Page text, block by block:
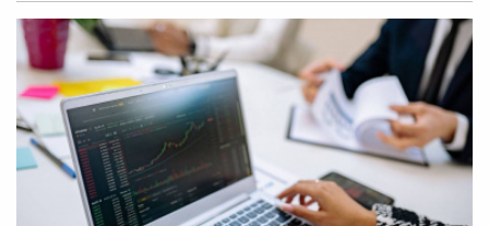
斷，審慎評估風險，自負盈虧。◎本文內容已獲 少女投資
學 授權。
民投資好選擇。理財達人表示，00407A為新一代主動型
ETF，由專業經理團隊親自操盤，最大的優勢在於，打破傳
統被動式ETF只能追蹤指數的限制，主動型ETF能夠更即時
地因應市場波動、產業基本面轉變及總體經濟數據，靈活動
態調整投資組合中的成分股與權重，這種高度彈性的選股策
略，在科技產業日新月異、輪動速度極快的多變環境中，更
能主動去弱留強，鎖定最具成長動能的標的，協助投資人跨
越資訊不對稱的隱形門檻，有機會追求超越大盤的超額報
酬。除了主動選股優勢外，00407A還有另一大亮點，該基